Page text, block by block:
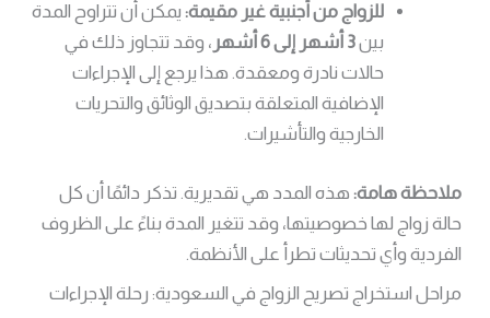
للزواج من أجنبية غير مقيمة: يمكن أن تتراوح المدة
بين3 أشهر إلى 6 أشهر
، وقد تتجاوز ذلك في
حالات نادرة ومعقدة. هذا يرجع إلى الإجراءات
الإضافية المتعلقة بتصديق الوثائق والتحريات
الخارجية والتأشيرات.
ملاحظة هامة: هذه المدد هي تقديرية. تذكر دائمًا أن كل
حالة زواج لها خصوصيتها، وقد تتغير المدة بناءً على الظروف
الفردية وأي تحديثات تطرأ على الأنظمة.
مراحل استخراج تصريح الزواج في السعودية: رحلة الإجراءات